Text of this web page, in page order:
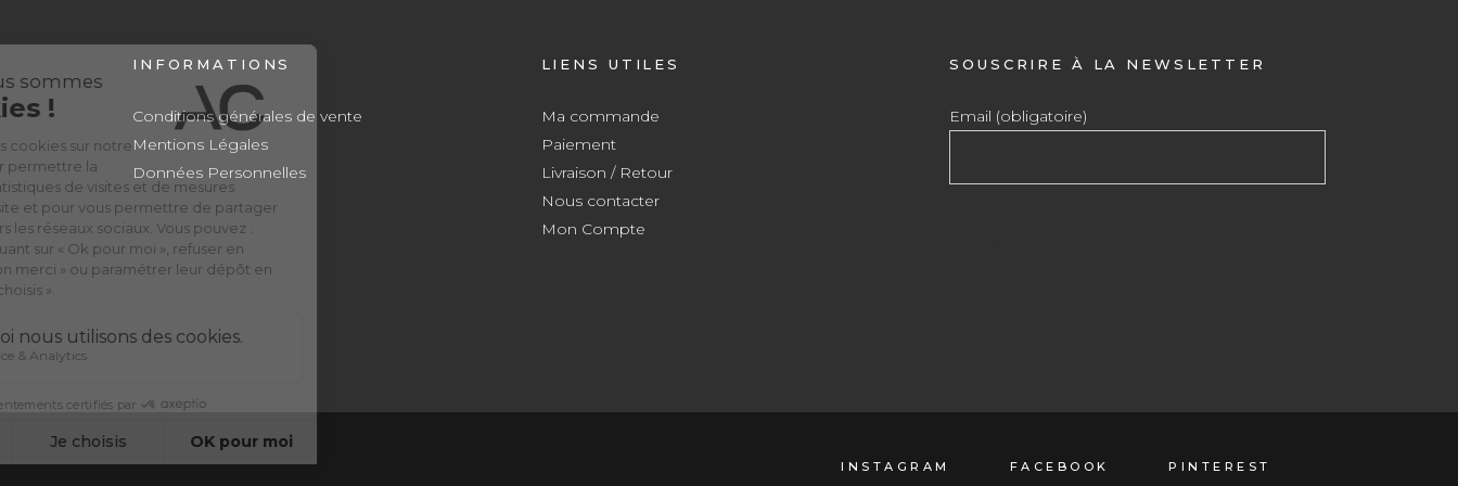
INFORMATIONS
Conditions générales de vente
Mentions Légales
Données Personnelles
LIENS UTILES
Ma commande
Paiement
Livraison / Retour
Nous contacter
Mon Compte
SOUSCRIRE À LA NEWSLETTER
Email (obligatoire)
INSTAGRAM FACEBOOK PINTEREST